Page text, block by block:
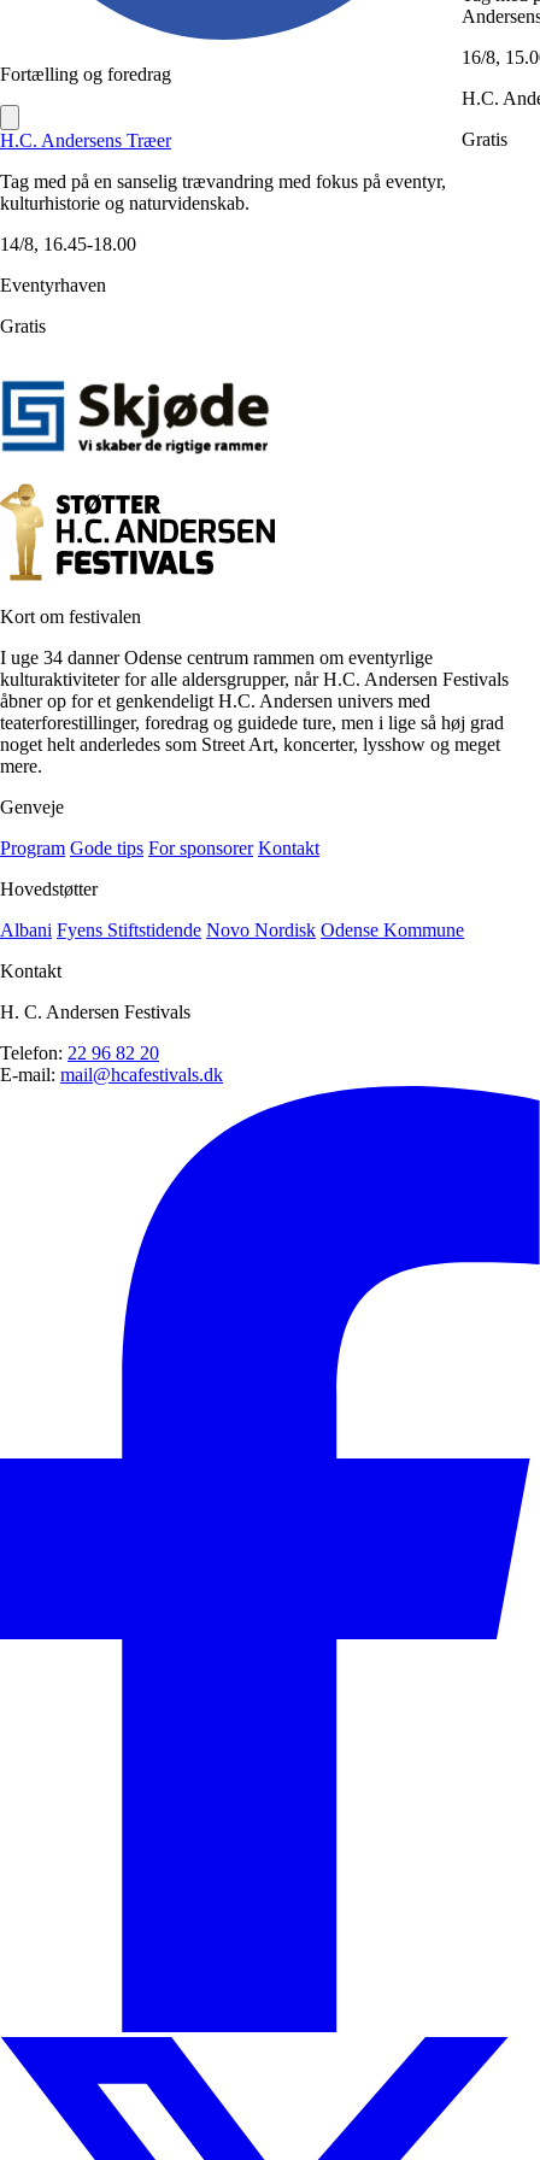
Fortælling og foredrag
H.C. Andersens Træer
Tag med på en sanselig trævandring med fokus på eventyr,
kulturhistorie og naturvidenskab.
14/8, 16.45-18.00
Eventyrhaven
Gratis
16/8,
H.C.
Gratis
Kort om festivalen
I uge 34 danner Odense centrum rammen om eventyrlige
kulturaktiviteter for alle aldersgrupper, når H.C. Andersen Festivals
åbner op for et genkendeligt H.C. Andersen univers med
teaterforestillinger, foredrag og guidede ture, men i lige så høj grad
noget helt anderledes som Street Art, koncerter, lysshow og meget
mere.
Genveje
Program Gode tips For sponsorer Kontakt
Hovedstøtter
Albani Fyens Stiftstidende Novo Nordisk Odense Kommune
Kontakt
H. C. Andersen Festivals
Telefon: 22 96 82 20
E-mail: mail@hcafestivals.dk